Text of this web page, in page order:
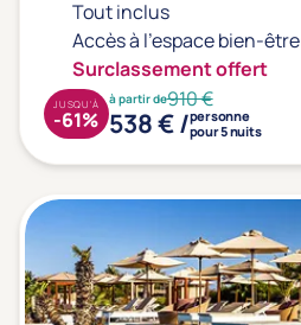
Sport
Yoga
Offres spéciales
Vente Flash & Promo
Offres spéciales Solo
Tout inclus
Accès à l'espace bien-être
Surclassement offert
à partir de910 €
538 € /personne
pour 5 nuits
JUSQU'À
-61%